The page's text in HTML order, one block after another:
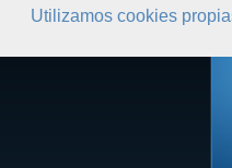
Utilizamos cookies